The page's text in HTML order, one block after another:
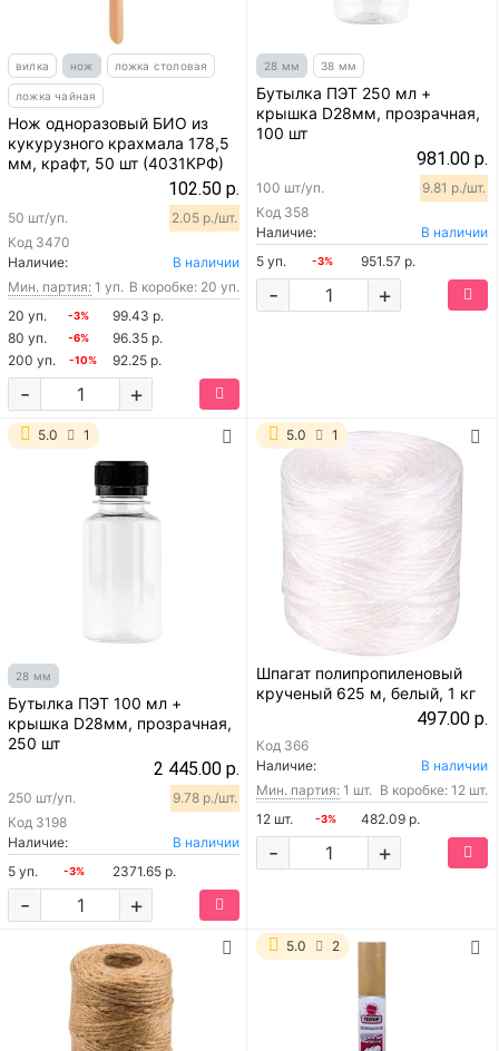
вилка нож ложка столовая
ложка чайная
Нож одноразовый БИО из
кукурузного крахмала 178,5
мм, крафт, 50 шт (4031КРФ)
102.50 р.
Код 3470
50 шт/уп. 2.05 р./шт.
Наличие:
В наличии
Мин. партия: 1 уп. В коробке: 20 уп.
20 уп.
-3%
99.43 р.
80 уп.
-6%
96.35 р.
200 уп.
-10% 92.25 р.
+
-
28 мм 38 мм
Бутылка ПЭТ 250 мл +
крышка D28мм, прозрачная,
100 шт
981.00 р.
Код 358
100 шт/уп. 9.81 р./шт.
Наличие:
В наличии
5 уп.
-3% 951.57 р.
+
-
5.0 1
28 мм
Бутылка ПЭТ 100 мл +
крышка D28мм, прозрачная,
250 шт
2 445.00 р.
Код 3198
250 шт/уп. 9.78 р./шт.
Наличие:
В наличии
5 уп.
-3% 2371.65 р.
+
-
5.0 1
Шпагат полипропиленовый
крученый 625 м, белый, 1 кг
497.00 р.
Код 366
Наличие:
В наличии
Мин. партия: 1 шт. В коробке: 12 шт.
12 шт.
-3% 482.09 р.
+
-
5.0 2